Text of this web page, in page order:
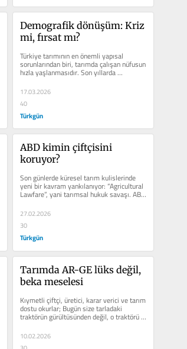
Demografik dönüşüm: Kriz
mi, fırsat mı?
Türkiye tarımının en önemli yapısal
sorunlarından biri, tarımda çalışan nüfusun
hızla yaşlanmasıdır. Son yıllarda
açıklanan...
17.03.2026
40
Türkgün
ABD kimin çiftçisini
koruyor?
Son günlerde küresel tarım kulislerinde
yeni bir kavram yankılanıyor: “Agricultural
Lawfare”, yani tarımsal hukuk savaşı. ABD
27.02.2026
30
Türkgün
Tarımda AR-GE lüks değil,
beka meselesi
Kıymetli çiftçi, üretici, karar verici ve tarım
dostu okurlar; Bugün size tarladaki
traktörün gürültüsünden değil, o traktörü
insansız...
10.02.2026